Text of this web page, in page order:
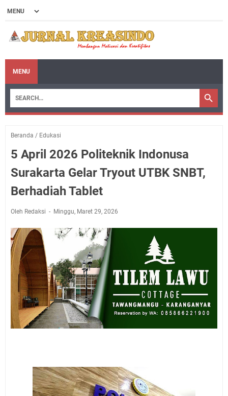
MENU
Beranda / Edukasi
5 April 2026 Politeknik Indonusa
Surakarta Gelar Tryout UTBK SNBT,
Berhadiah Tablet
Oleh Redaksi Minggu, Maret 29, 2026